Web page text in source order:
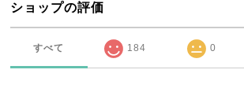
ショップの評価
すべて 184 0